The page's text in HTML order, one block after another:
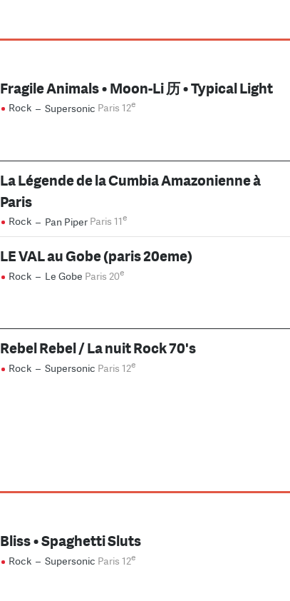
Fragile Animals • Moon-Li 历 • Typical Light
Rock – Supersonic Paris 12e
La Légende de la Cumbia Amazonienne à
Paris
Rock – Pan Piper Paris 11e
LE VAL au Gobe (paris 20eme)
Rock – Le Gobe Paris 20e
Rebel Rebel / La nuit Rock 70's
Rock – Supersonic Paris 12e
Bliss • Spaghetti Sluts
Rock – Supersonic Paris 12e